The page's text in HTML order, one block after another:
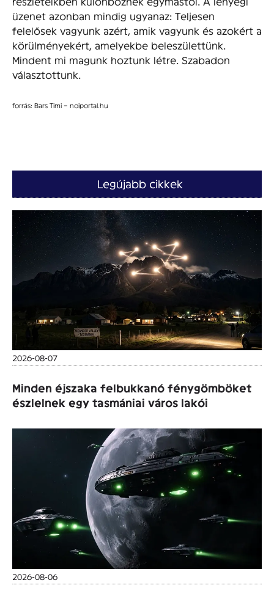
üzenet azonban mindig ugyanaz: Teljesen
felelősek vagyunk azért, amik vagyunk és azokért a
körülményekért, amelyekbe beleszülettünk.
Mindent mi magunk hoztunk létre. Szabadon
választottunk.
forrás: Bars Timi – noiportal.hu
Legújabb cikkek
2026-08-07
Minden éjszaka felbukkanó fénygömböket
észlelnek egy tasmániai város lakói
2026-08-06